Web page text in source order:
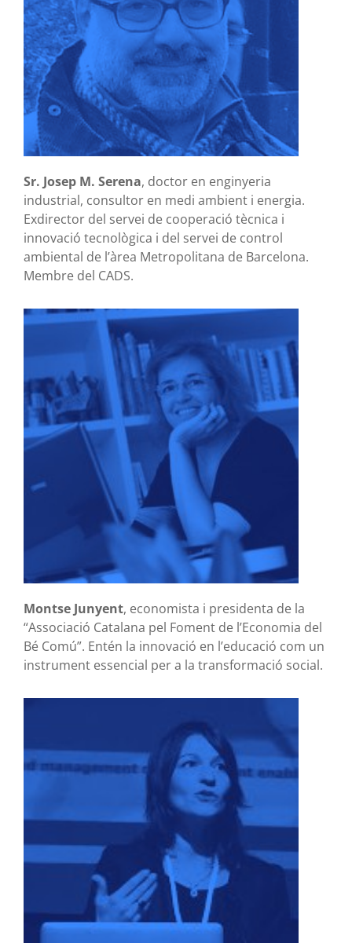
Sr. Josep M. Serena, doctor en enginyeria
industrial, consultor en medi ambient i energia.
Exdirector del servei de cooperació tècnica i
innovació tecnològica i del servei de control
ambiental de l’àrea Metropolitana de Barcelona.
Membre del CADS.
Montse Junyent, economista i presidenta de la
“Associació Catalana pel Foment de l’Economia del
Bé Comú”. Entén la innovació en l’educació com un
instrument essencial per a la transformació social.